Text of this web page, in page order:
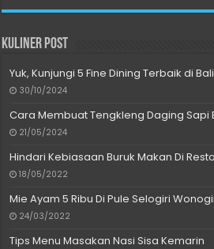
Kuliner Post
Yuk, Kunjungi 5 Fine Dining Terbaik di
30/10/2024
Cara Membuat Tengkleng Daging Sapi
21/05/2024
Hindari Kebiasaan Buruk Makan Di
18/05/2022
Mie Ayam 5 Ribu Di Pule Selogiri
24/03/2022
Tips Menu Masakan Nasi Sisa Kemarin